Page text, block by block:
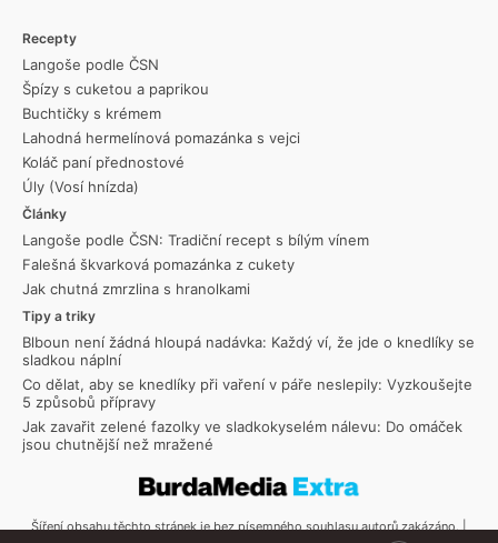
Recepty
Langoše podle ČSN
Špízy s cuketou a paprikou
Buchtičky s krémem
Lahodná hermelínová pomazánka s vejci
Koláč paní přednostové
Úly (Vosí hnízda)
Články
Langoše podle ČSN: Tradiční recept s bílým vínem
Falešná škvarková pomazánka z cukety
Jak chutná zmrzlina s hranolkami
Tipy a triky
Blboun není žádná hloupá nadávka: Každý ví, že jde o knedlíky se
sladkou náplní
Co dělat, aby se knedlíky při vaření v páře neslepily: Vyzkoušejte
5 způsobů přípravy
Jak zavařit zelené fazolky ve sladkokyselém nálevu: Do omáček
jsou chutnější než mražené
Šíření obsahu těchto stránek je bez písemného souhlasu autorů zakázáno. |